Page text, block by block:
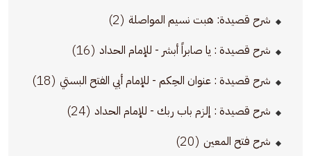
شرح قصيدة: هبت نسيم المواصلة (2)
شرح قصيدة : يا صابراً أبشر - للإمام الحداد (16)
شرح قصيدة : عنوان الحِكم - للإمام أبي الفتح البستي (18)
شرح قصيدة : إلزم باب ربك - للإمام الحداد (24)
شرح فتح المعين (20)